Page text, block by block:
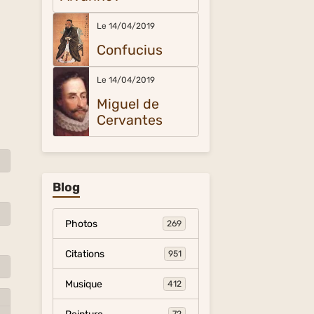
Le 14/04/2019
Confucius
Le 14/04/2019
Miguel de
Cervantes
Blog
Photos 269
Citations 951
Musique 412